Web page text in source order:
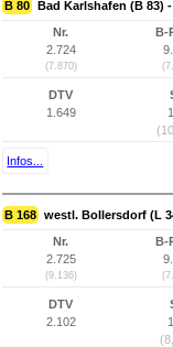
B 80 Bad Karlshafen (B 83)
Nr.
2.724
(7.870)
B-
DTV
1.649
Infos...
B 168 westl. Bollersdorf (L
Nr.
2.725
(9.136)
B-
DTV
2.102